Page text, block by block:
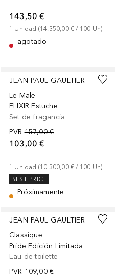
143,50 €
1 Unidad (14.350,00 € / 100 Un)
agotado
JEAN PAUL GAULTIER
Le Male
ELIXIR Estuche
Set de fragancia
PVR 157,00 €
103,00 €
1 Unidad (10.300,00 € / 100 Un)
BEST PRICE
Próximamente
JEAN PAUL GAULTIER
Classique
Pride Edición Limitada
Eau de toilette
PVR 109,00 €